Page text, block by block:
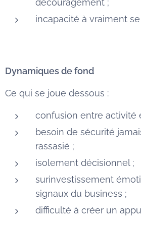
découragement ;
incapacité à vraiment se
Dynamiques de fond
Ce qui se joue dessous :
confusion entre activité
besoin de sécurité
rassasié ;
isolement décisionnel ;
surinvestissement
signaux du business ;
difficulté à créer un